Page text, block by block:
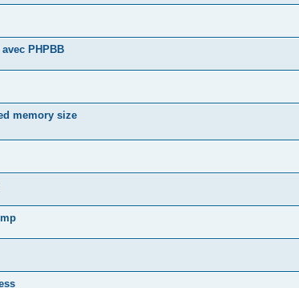
PHPBB
memory size